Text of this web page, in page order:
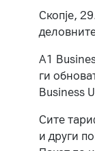
Скопје,
A1
ги
Business
Сите
и други